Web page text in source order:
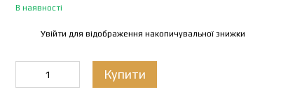
В наявності
Увійти для відображення накопичувальної знижки
Купити